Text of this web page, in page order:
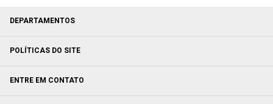
DEPARTAMENTOS
POLÍTICAS DO SITE
ENTRE EM CONTATO